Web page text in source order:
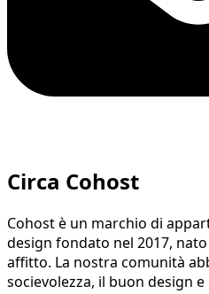
Circa Cohost
Cohost è un marchio di
design fondato nel 2017,
affitto. La nostra comunità
socievolezza, il buon design